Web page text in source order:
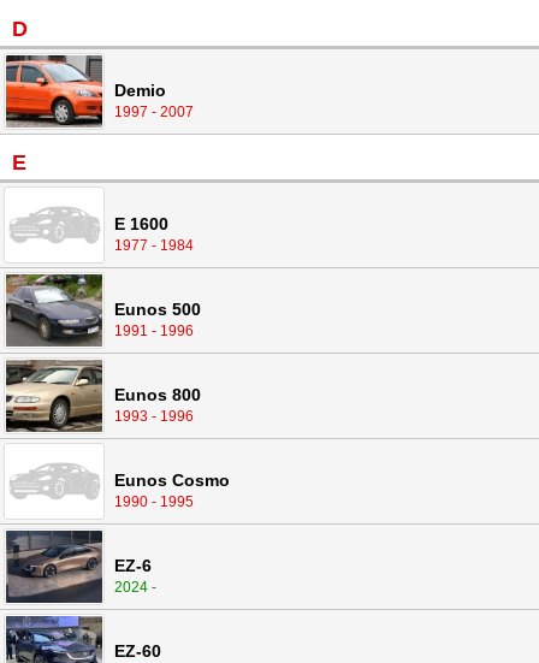
D
Demio
1997 - 2007
E
E 1600
1977 - 1984
Eunos 500
1991 - 1996
Eunos 800
1993 - 1996
Eunos Cosmo
1990 - 1995
EZ-6
2024 -
EZ-60